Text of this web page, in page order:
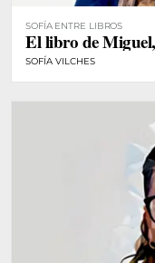
SOFÍA ENTRE LIBROS
El libro de
SOFÍA VILCHES